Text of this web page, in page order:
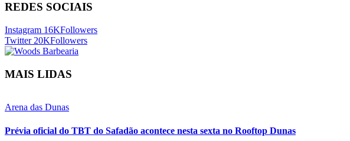
REDES SOCIAIS
Instagram 16KFollowers
Twitter 20KFollowers
MAIS LIDAS
Arena das Dunas
Prévia oficial do TBT do Safadão acontece nesta sexta no Rooftop Dunas